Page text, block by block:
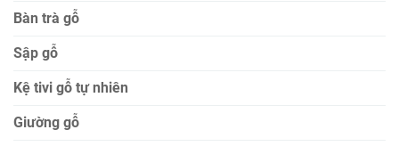
Bàn trà gỗ
Sập gỗ
Kệ tivi gỗ tự nhiên
Giường gỗ